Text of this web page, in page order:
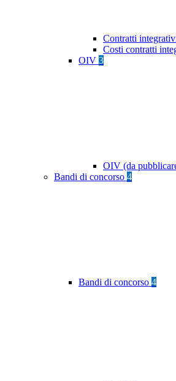
Contratti
Costi contratti
OIV 3
OIV (da
Bandi di concorso 4
Bandi di concorso 4